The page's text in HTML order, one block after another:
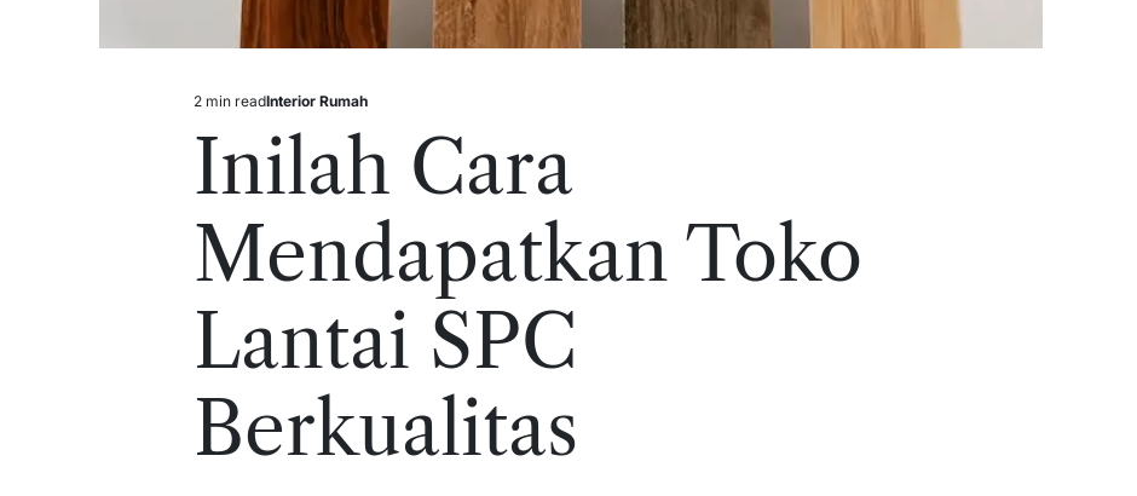
Estimated
time
2 min readPosted
in
Interior Rumah
Inilah Cara
Mendapatkan Toko
Lantai SPC
Berkualitas